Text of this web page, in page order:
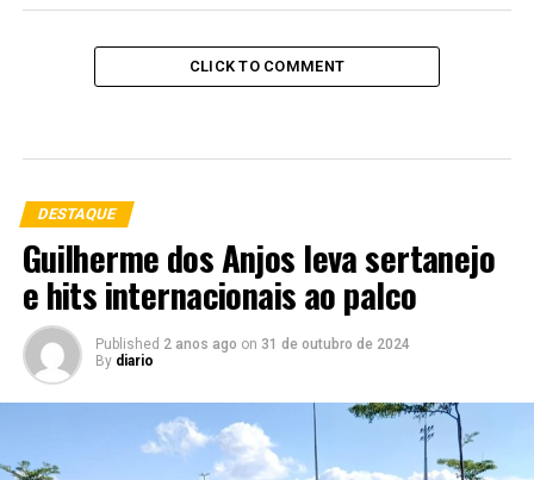
CLICK TO COMMENT
DESTAQUE
Guilherme dos Anjos leva sertanejo
e hits internacionais ao palco
Published 2 anos ago on 31 de outubro de 2024
By diario